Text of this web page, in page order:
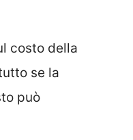
costo della
se la
può